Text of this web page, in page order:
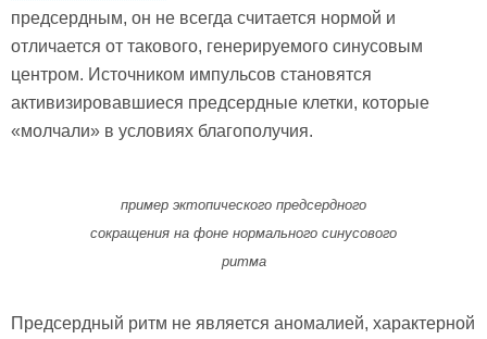
предсердным, он не всегда считается нормой и
отличается от такового, генерируемого синусовым
центром. Источником импульсов становятся
активизировавшиеся предсердные клетки, которые
«молчали» в условиях благополучия.
пример эктопического предсердного
сокращения на фоне нормального синусового
ритма
Предсердный ритм не является аномалией, характерной